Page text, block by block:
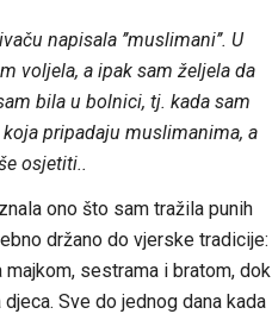
napisala ’’muslimani’’. U
voljela, a ipak sam željela da
bila u bolnici, tj. kada sam
pripadaju muslimanima, a
osjetiti..
ono što sam tražila punih
držano do vjerske tradicije:
sestrama i bratom, dok
Sve do jednog dana kada